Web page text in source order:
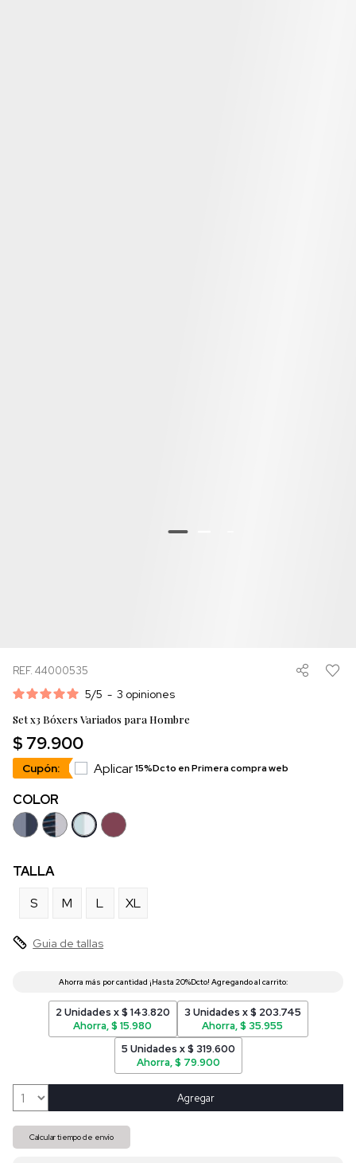
REF. 44000535
5/5 - 3 opiniones
Set x3 Bóxers Variados para Hombre
$ 79.900
Cupón: Aplicar15%Dcto en Primera compra web
COLOR
TALLA
S
M L XL
Guia de tallas
2 Unidades x $ 143.820
Ahorra, $ 15.980
3 Unidades x $ 203.745
Ahorra, $ 35.955
5 Unidades x $ 319.600
Ahorra, $ 79.900
Agregar
Calcular tiempo de envío